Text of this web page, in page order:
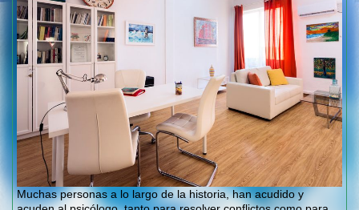
Muchas personas a lo largo de la historia, han acudido y